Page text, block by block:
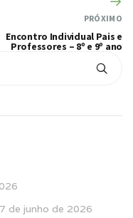
PRÓXIMO
Encontro Individual Pais e
Professores – 8º e 9º ano
de junho de 2026